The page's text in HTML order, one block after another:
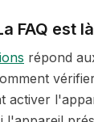
FAQ est là
répond
activer